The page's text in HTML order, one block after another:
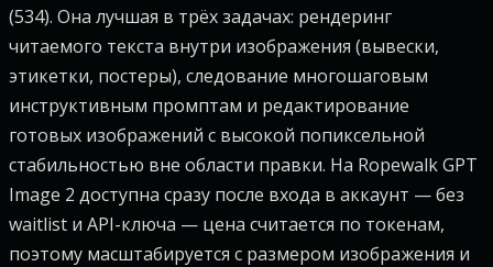
(534). Она лучшая в трёх задачах: рендеринг
читаемого текста внутри изображения (вывески,
этикетки, постеры), следование многошаговым
инструктивным промптам и редактирование
готовых изображений с высокой попиксельной
стабильностью вне области правки. На Ropewalk GPT
Image 2 доступна сразу после входа в аккаунт — без
waitlist и API-ключа — цена считается по токенам,
поэтому масштабируется с размером изображения и